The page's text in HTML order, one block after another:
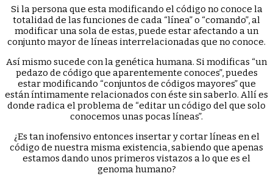
Si la persona que esta modificando el código no conoce la
totalidad de las funciones de cada “línea” o “comando”, al
modificar una sola de estas, puede estar afectando a un
conjunto mayor de líneas interrelacionadas que no conoce.
Así mismo sucede con la genética humana. Si modificas “un
pedazo de código que aparentemente conoces”, puedes
estar modificando “conjuntos de códigos mayores” que
están íntimamente relacionados con éste sin saberlo. Allí es
donde radica el problema de “editar un código del que solo
conocemos unas pocas líneas”.
¿Es tan inofensivo entonces insertar y cortar líneas en el
código de nuestra misma existencia, sabiendo que apenas
estamos dando unos primeros vistazos a lo que es el
genoma humano?